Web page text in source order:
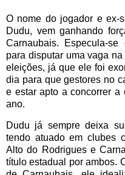
O nome do jogador e ex-
Dudu, vem ganhando
Carnaubais. Especula-
para disputar uma vaga
eleições, já que ele foi
dia para que gestores no
e estar apto a concorrer a
ano.
Dudu já sempre deixa
tendo atuado em clubes
Alto do Rodrigues e
título estadual por ambos.